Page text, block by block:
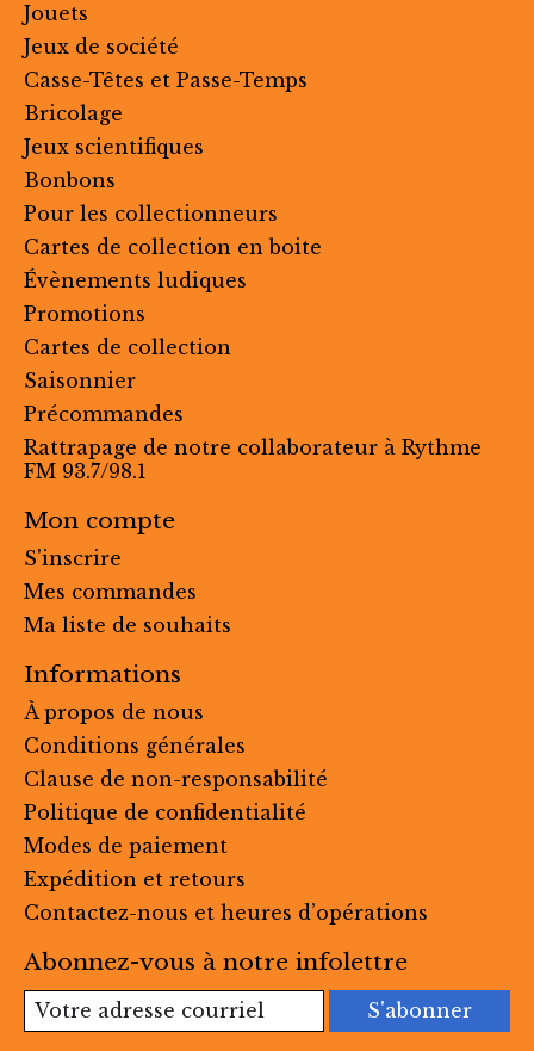
Jouets
Jeux de société
Casse-Têtes et Passe-Temps
Bricolage
Jeux scientifiques
Bonbons
Pour les collectionneurs
Cartes de collection en boite
Évènements ludiques
Promotions
Cartes de collection
Saisonnier
Précommandes
Rattrapage de notre collaborateur à Rythme
FM 93.7/98.1
Mon compte
S'inscrire
Mes commandes
Ma liste de souhaits
Informations
À propos de nous
Conditions générales
Clause de non-responsabilité
Politique de confidentialité
Modes de paiement
Expédition et retours
Contactez-nous et heures d’opérations
Abonnez-vous à notre infolettre
S'abonner